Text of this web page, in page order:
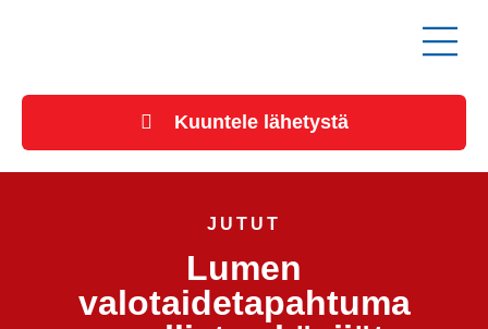
Kuuntele lähetystä
JUTUT
Lumen
valotaidetapahtuma